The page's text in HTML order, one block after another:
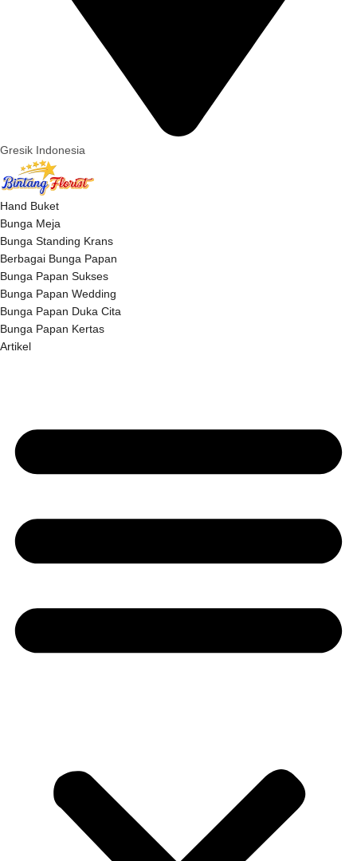
Gresik Indonesia
Hand Buket
Bunga Meja
Bunga Standing Krans
Berbagai Bunga Papan
Bunga Papan Sukses
Bunga Papan Wedding
Bunga Papan Duka Cita
Bunga Papan Kertas
Artikel